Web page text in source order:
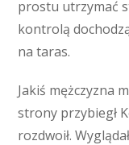
prostu utrzymać
kontrolą
na taras.
Jakiś mężczyzna
strony przybiegł
rozdwoił.